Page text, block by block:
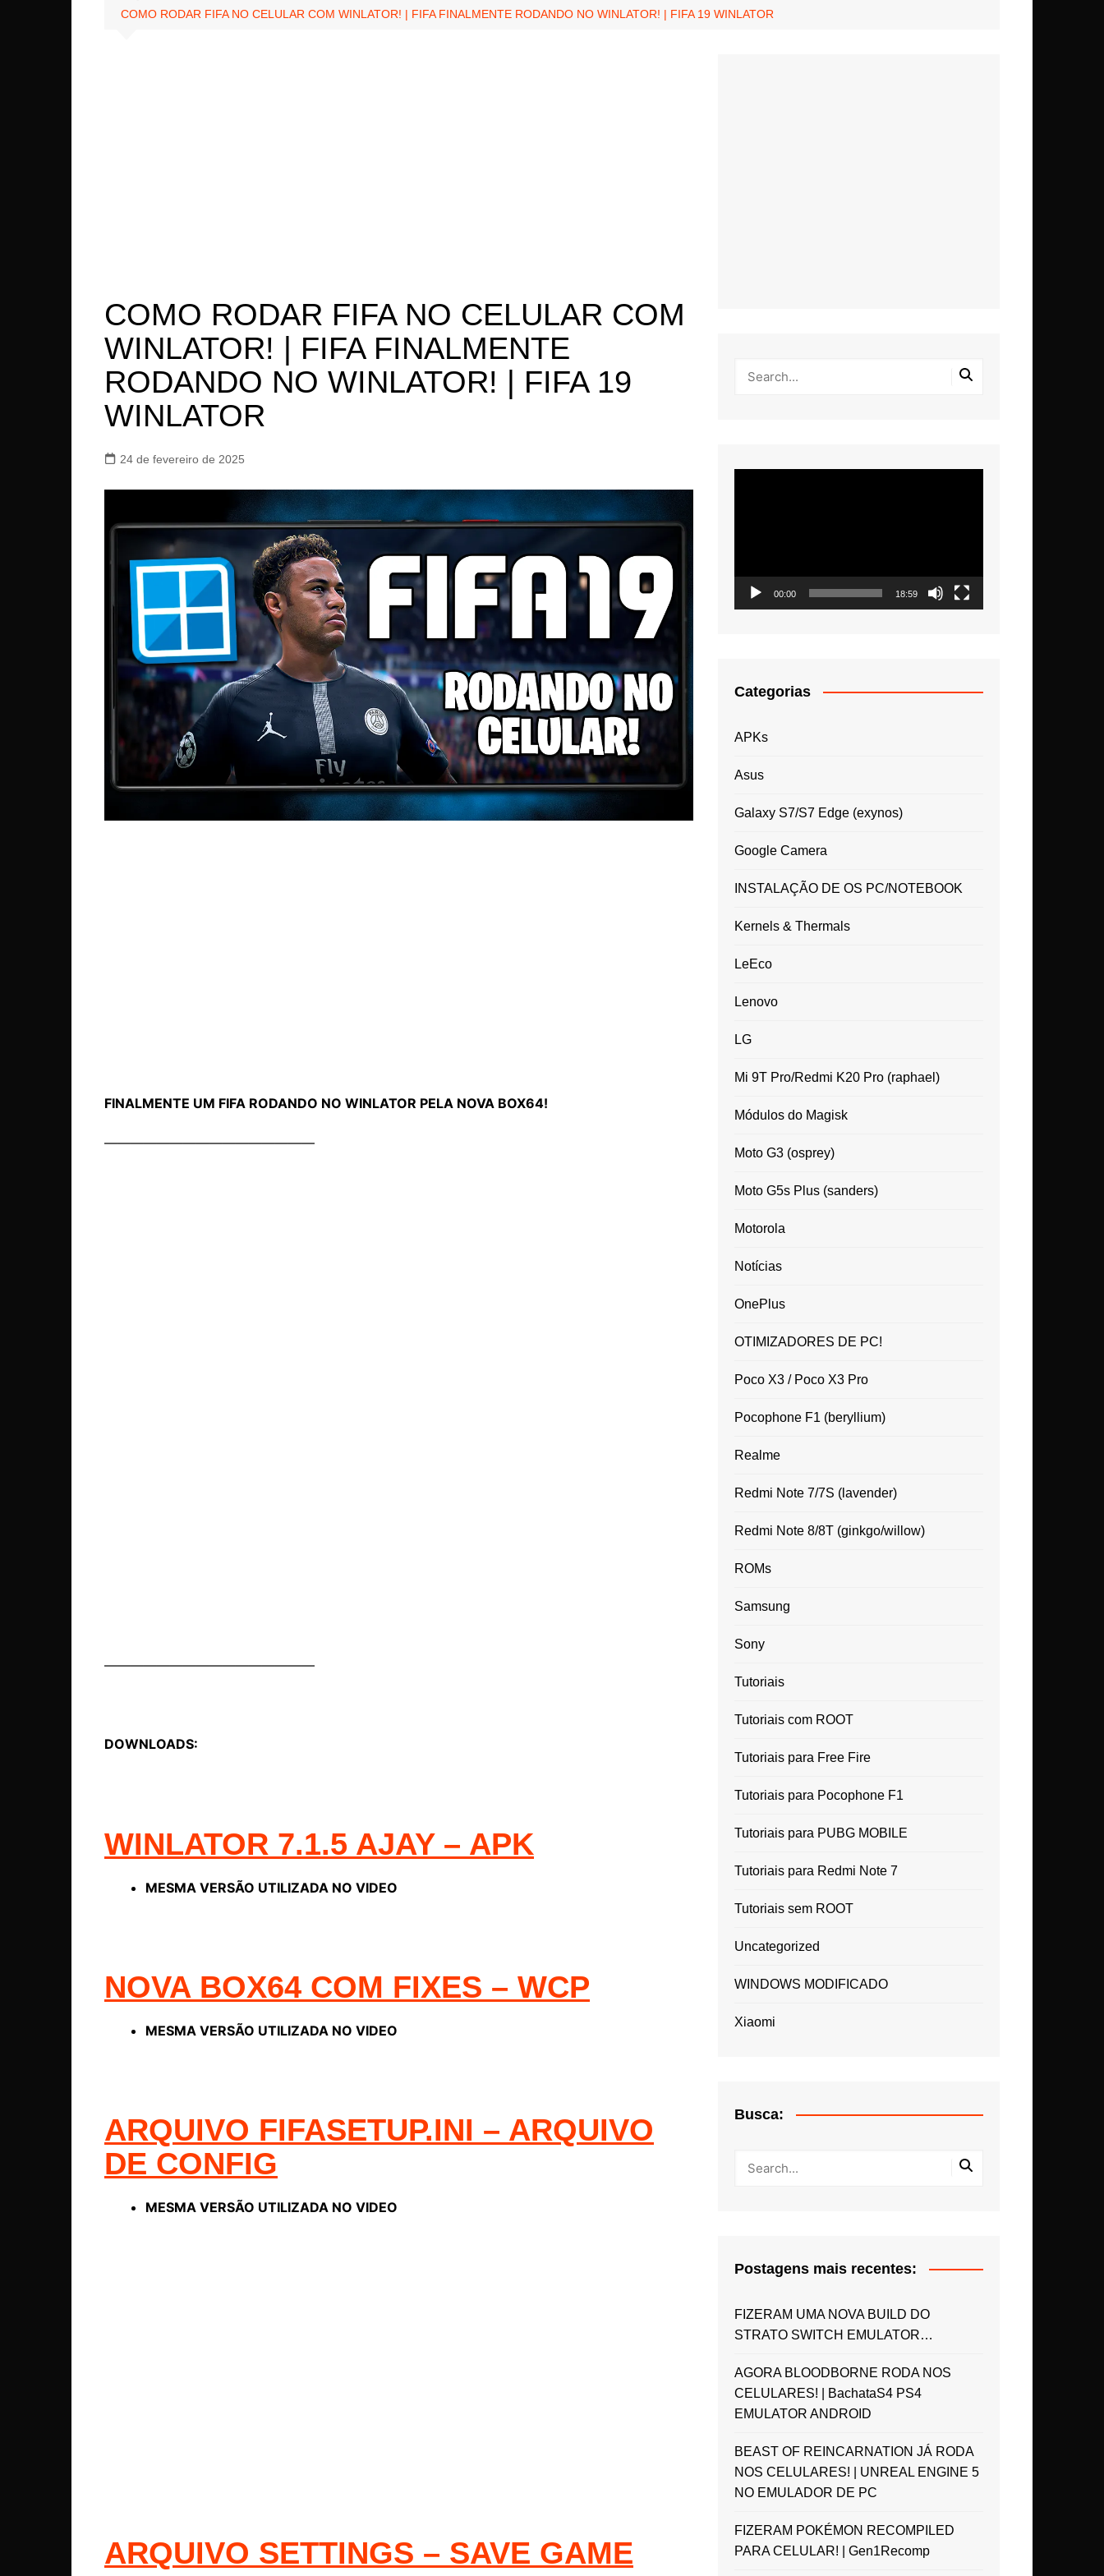
Xiaomi
Tutoriais para Free Fire
COMO RODAR FIFA NO CELULAR COM WINLATOR! | FIFA FINALMENTE RODANDO NO WINLATOR! | FIFA 19 WINLATOR
COMO RODAR FIFA NO CELULAR COM
WINLATOR! | FIFA FINALMENTE
RODANDO NO WINLATOR! | FIFA 19
WINLATOR
24 de fevereiro de 2025
FINALMENTE UM FIFA RODANDO NO WINLATOR PELA NOVA BOX64!
————————————————
————————————————
DOWNLOADS:
WINLATOR 7.1.5 AJAY – APK
MESMA VERSÃO UTILIZADA NO VIDEO
NOVA BOX64 COM FIXES – WCP
MESMA VERSÃO UTILIZADA NO VIDEO
ARQUIVO FIFASETUP.INI – ARQUIVO
DE CONFIG
MESMA VERSÃO UTILIZADA NO VIDEO
ARQUIVO SETTINGS – SAVE GAME
00:00 18:59
Categorias
APKs
Asus
Galaxy S7/S7 Edge (exynos)
Google Camera
INSTALAÇÃO DE OS PC/NOTEBOOK
Kernels & Thermals
LeEco
Lenovo
LG
Mi 9T Pro/Redmi K20 Pro (raphael)
Módulos do Magisk
Moto G3 (osprey)
Moto G5s Plus (sanders)
Motorola
Notícias
OnePlus
OTIMIZADORES DE PC!
Poco X3 / Poco X3 Pro
Pocophone F1 (beryllium)
Realme
Redmi Note 7/7S (lavender)
Redmi Note 8/8T (ginkgo/willow)
ROMs
Samsung
Sony
Tutoriais
Tutoriais com ROOT
Tutoriais para Free Fire
Tutoriais para Pocophone F1
Tutoriais para PUBG MOBILE
Tutoriais para Redmi Note 7
Tutoriais sem ROOT
Uncategorized
WINDOWS MODIFICADO
Xiaomi
Busca:
Postagens mais recentes:
FIZERAM UMA NOVA BUILD DO
STRATO SWITCH EMULATOR…
AGORA BLOODBORNE RODA NOS
CELULARES! | BachataS4 PS4
EMULATOR ANDROID
BEAST OF REINCARNATION JÁ RODA
NOS CELULARES! | UNREAL ENGINE 5
NO EMULADOR DE PC
FIZERAM POKÉMON RECOMPILED
PARA CELULAR! | Gen1Recomp